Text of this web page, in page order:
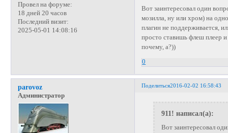
Провел на форуме:
18 дней 20 часов
Последний визит:
2025-05-01 14:08:16
Вот заинтересовал один
мозилла, ну или хром) на
плагин не поддерживается,
просто ставишь флеш плеер
почему, а?))
0
Поделиться2016-02-02 16:58:43
parovoz
Администратор
911! написал(а):
Вот заинтересовал